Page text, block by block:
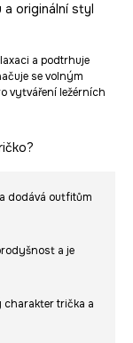
a originální styl
a podtrhuje
se volným
vytváření ležérních
dodává outfitům
a je
charakter trička a